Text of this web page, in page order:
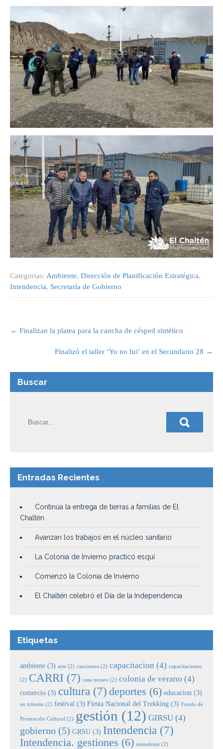
Categorias: Ambiente, Dirección de Planificación Estratégica,
Intendencia, Secretaría de Gobierno
navigation
← Finalizan la platea para la cancha de césped sintético
Finalizó el taller ‘Yo no fui’ en el Secundario 28 →
Buscar
Entradas Recientes
Continúa la entrega de tierras a familias de El
Chaltén
Avanzan los trabajos en el núcleo sanitario
La Colonia de Invierno practicó esquí
Comenzó la Colonia de Invierno
El Chaltén celebró el Día de la Independencia
Etiquetas
ambiente (3) arte (2) canciones (2) capacitacion (4) capacitaciones
(2) CARRI (7) casa museo (2) colonia de verano (4)
comercio (3) cultura (7) deportes (6) educacion (3)
en tránsito (2) festival (3) Fiesta Nacional del Trekking (3) Fondo de
Promoción Cultural (2) gestión (12) GIRSU (4)
gobierno (5) GRSU (3) Intendencia (7)
Intendencia. gestiones (6) intendente (2)